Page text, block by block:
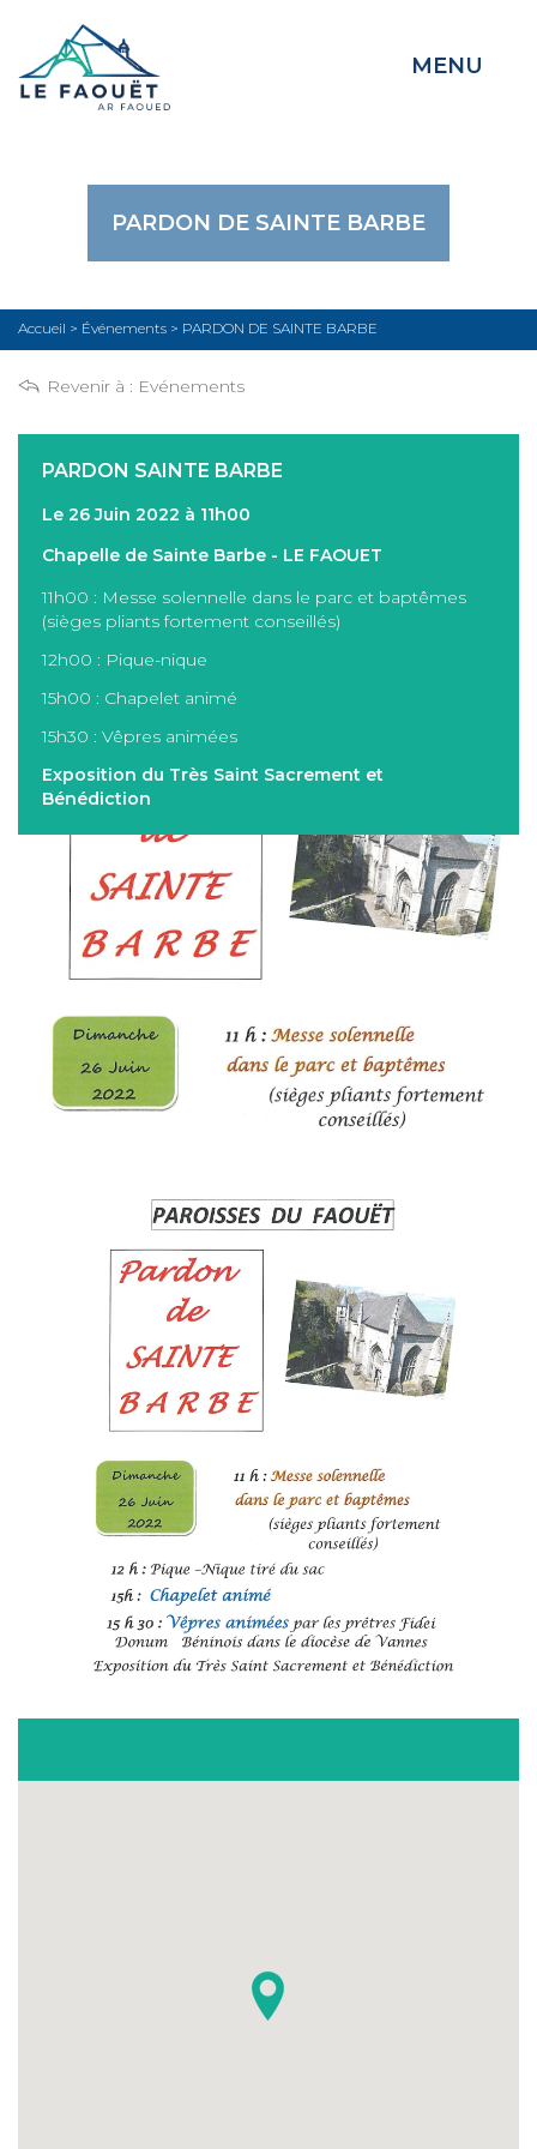
MENU
PARDON DE SAINTE BARBE
Accueil > Événements > PARDON DE SAINTE BARBE
Revenir à : Evénements
PARDON SAINTE BARBE
Le 26 Juin 2022 à 11h00
Chapelle de Sainte Barbe - LE FAOUET
11h00 : Messe solennelle dans le parc et baptêmes
(sièges pliants fortement conseillés)
12h00 : Pique-nique
15h00 : Chapelet animé
15h30 : Vêpres animées
Exposition du Très Saint Sacrement et
Bénédiction